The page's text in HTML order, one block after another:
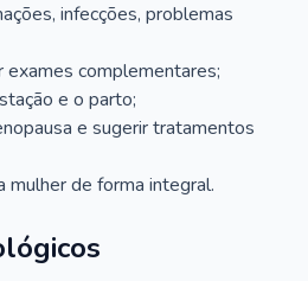
infecções, problemas
exames complementares;
e o parto;
e sugerir tratamentos
mulher de forma integral.